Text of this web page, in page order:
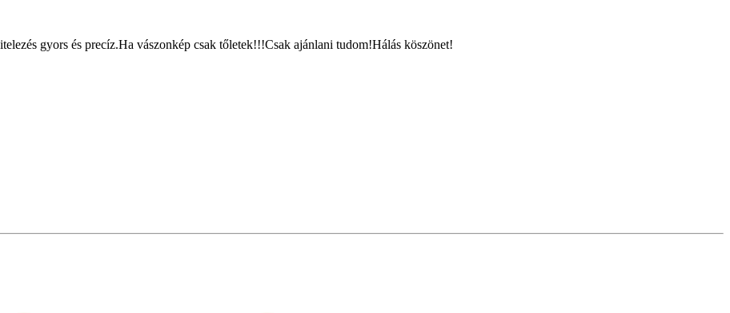
gyors és precíz.Ha vászonkép csak tőletek!!!Csak ajánlani tudom!Hálás köszönet!